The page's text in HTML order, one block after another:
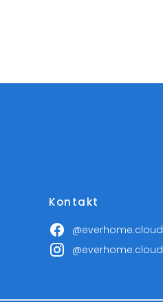
Kontakt
@everhome.cloud
@everhome.cloud